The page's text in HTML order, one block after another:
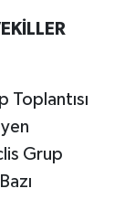
Toplantısı
Grup